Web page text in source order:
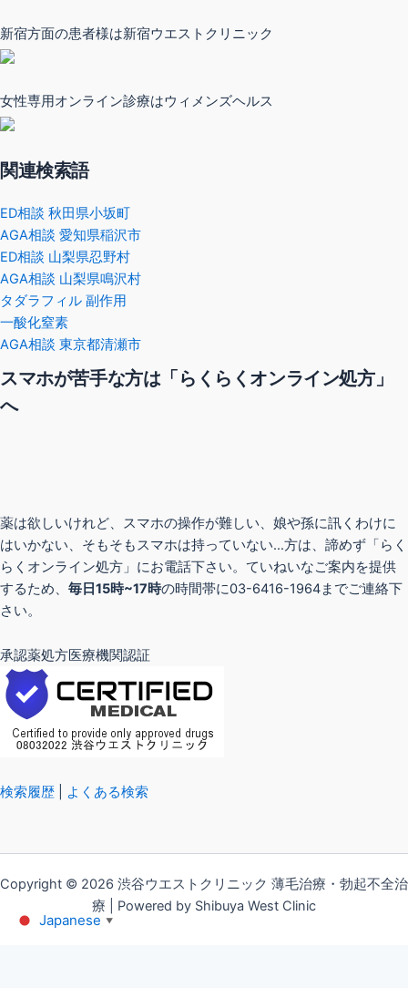
新宿方面の患者様は新宿ウエストクリニック
女性専用オンライン診療はウィメンズヘルス
関連検索語
ED相談 秋田県小坂町
AGA相談 愛知県稲沢市
ED相談 山梨県忍野村
AGA相談 山梨県鳴沢村
タダラフィル 副作用
一酸化窒素
AGA相談 東京都清瀬市
スマホが苦手な方は「らくらくオンライン処方」
へ
薬は欲しいけれど、スマホの操作が難しい、娘や孫に訊くわけに
はいかない、そもそもスマホは持っていない…方は、諦めず「らく
らくオンライン処方」にお電話下さい。ていねいなご案内を提供
するため、 毎日15時~17時の時間帯に03-6416-1964までご連絡下
さい。
承認薬処方医療機関認証
検索履歴 よくある検索
Copyright © 2026 渋谷ウエストクリニック 薄毛治療・勃起不全治
療 | Powered by Shibuya West Clinic
Japanese ▼